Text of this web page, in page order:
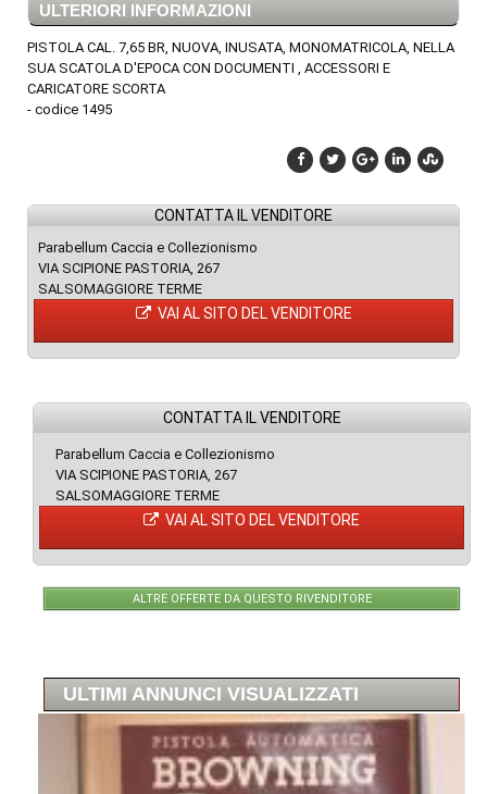
ULTERIORI INFORMAZIONI
PISTOLA CAL. 7,65 BR, NUOVA, INUSATA, MONOMATRICOLA, NELLA
SUA SCATOLA D'EPOCA CON DOCUMENTI , ACCESSORI E
CARICATORE SCORTA
- codice 1495
CONTATTA IL VENDITORE
Parabellum Caccia e Collezionismo
VIA SCIPIONE PASTORIA, 267
SALSOMAGGIORE TERME
VAI AL SITO DEL VENDITORE
CONTATTA IL VENDITORE
Parabellum Caccia e Collezionismo
VIA SCIPIONE PASTORIA, 267
SALSOMAGGIORE TERME
VAI AL SITO DEL VENDITORE
ALTRE OFFERTE DA QUESTO RIVENDITORE
ULTIMI ANNUNCI VISUALIZZATI